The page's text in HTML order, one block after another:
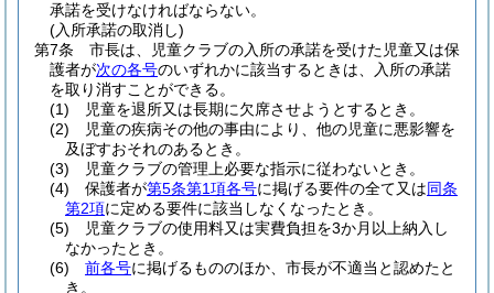
承諾を受けなければならない。
(入所承諾の取消し)
第7条
市長は、児童クラブの入所の承諾を受けた児童又は保
護者が次の各号のいずれかに該当するときは、入所の承諾
を取り消すことができる。
(1)
児童を退所又は長期に欠席させようとするとき。
(2)
児童の疾病その他の事由により、他の児童に悪影響を
及ぼすおそれのあるとき。
(3)
児童クラブの管理上必要な指示に従わないとき。
(4)
保護者が第5条第1項各号に掲げる要件の全て又は同条
第2項に定める要件に該当しなくなったとき。
(5)
児童クラブの使用料又は実費負担を3か月以上納入し
なかったとき。
(6)
前各号に掲げるもののほか、市長が不適当と認めたと
き。